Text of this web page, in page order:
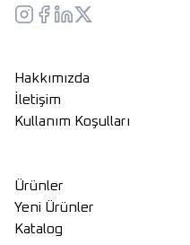
Hakkımızda
İletişim
Kullanım Koşulları
Ürünler
Yeni Ürünler
Katalog